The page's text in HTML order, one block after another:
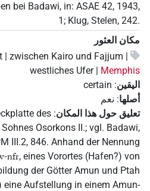
bei Badawi, in: ASAE 42, 1943,
1; Klug, Stelen, 242.
مكان العثور
zwischen Kairo und Fajjum |
westliches Ufer | Memphis
اليقين:
certain
أصلها: نعم
تعليق حول هذا المكان:
des
Osorkons II.; vgl. Badawi,
III.2, 846. Anhand der Nennung
nfr, eines Vorortes (Hafen?) von
der Götter Amun und Ptah
eine Aufstellung in einem Amun-